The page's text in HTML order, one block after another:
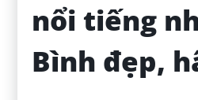
nổi tiếng
Bình đẹp,